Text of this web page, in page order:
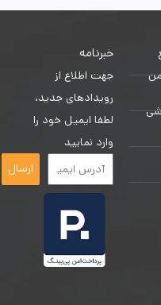
خبرنامه
جهت اطلاع از
رویدادهای جدید،
لطفا ایمیل خود را
وارد نمایید
ارسال